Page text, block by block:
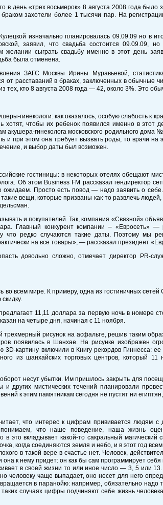
в день «трех восьмерок» 8 августа 2008 года было
браком захотели более 1 тысячи пар. На
изначально планировалась 09.09.09 но в
заявил, что свадьба состоится 09.09.09, но
желании сыграть свадьбу именно в этот день
была отменена.
ЗАГС Москвы Ирины Муравьевой,
от расставаний в браках, заключенных в обычные
тех, кто 8 августа 2008 года — 42, около 3%. Это
гинекологи: как оказалось, особую слабость
чтобы их ребенок появился именно в этот
акушера-гинеколога московского родильного
и при этом она требует вызвать роды, то врачи на
и выбор даты был возможен.
гостиницы: в некоторых отелях обещают
Об этом Business FM рассказал гендиректор
Просто есть повод — надо заявить о
вещи, которые призваны как-то развлечь
и покупателей. Так, компания «Связной»
Главный конкурент компании – «Евросеть»
что редко случаются такие даты. Поэтому мы
на все товары», — рассказал президент
довольно сложно, отмечает директор PR-
во всем мире. К примеру, одна из гостиничных
11,11 доллара за первую ночь в номере
на четыре дня, начиная с 11 ноября.
рисунок на асфальте, решив таким
появилась в Шанхае. На рисунке изображен
3D-картину включили в Книгу рекордов Гиннесса:
из шанхайских торговых центров, который
несут убытки. Им пришлось закрыть для
и других мистических течений планировали
к этим памятникам сегодня не пустят ни
что интерес к цифрам прививается людям
что наше поведение, наша жизнь
в это вкладывает какой-то сакральный
когда соединяются земля и небо, и в этот год
в такой вере в счастье нет. Человек,
она к нему придет: он как бы сам программирует себя
в своей жизни то или иное число — 3, 5 или
человеку чаще выпадает, оно несет для него
в паранойю: например, обязательно надо
случаях цифры подчиняют себе жизнь